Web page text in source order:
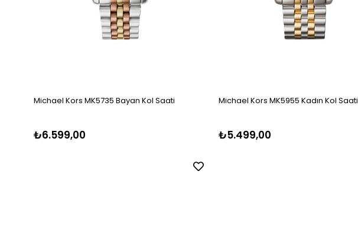
Michael Kors MK5735 Bayan Kol Saati
₺6.599,00
Michael Kors MK5955 Kadın Kol Saati
₺5.499,00